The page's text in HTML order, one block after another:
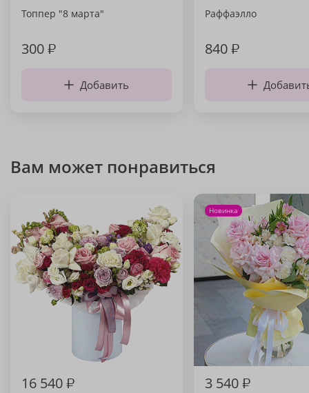
Топпер "8 марта"
300₽
Добавить
Раффаэлло
840₽
Вам может понравиться
16 540₽
Новинка
3 540₽